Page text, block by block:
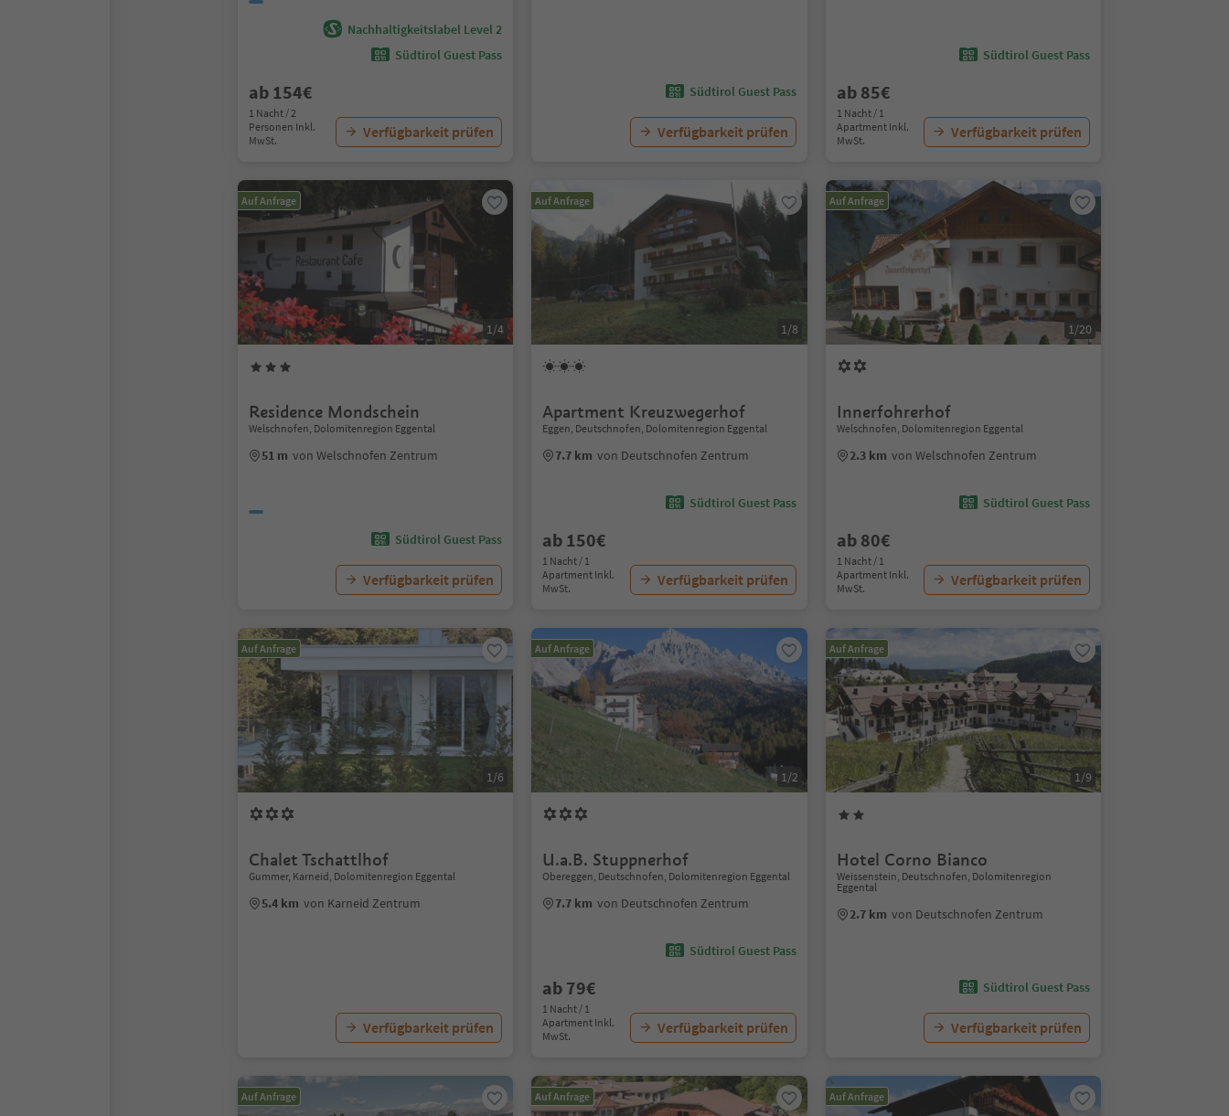
Nachhaltigkeitslabel Level 2
Südtirol Guest Pass
ab 154€
1 Nacht / 2
Personen Inkl.
MwSt.
Verfügbarkeit prüfen
Südtirol Guest Pass
Verfügbarkeit prüfen
Südtirol Guest Pass
ab 85€
1 Nacht / 1
Apartment Inkl.
MwSt.
Verfügbarkeit prüfen
Auf Anfrage
1/4
Residence Mondschein
Welschnofen, Dolomitenregion Eggental
51 m von Welschnofen Zentrum
Südtirol Guest Pass
Verfügbarkeit prüfen
Auf Anfrage
1/8
Apartment Kreuzwegerhof
Eggen, Deutschnofen, Dolomitenregion Eggental
7.7 km von Deutschnofen Zentrum
Südtirol Guest Pass
ab 150€
1 Nacht / 1
Apartment Inkl.
MwSt.
Verfügbarkeit prüfen
Auf Anfrage
1/20
Innerfohrerhof
Welschnofen, Dolomitenregion Eggental
2.3 km von Welschnofen Zentrum
Südtirol Guest Pass
ab 80€
1 Nacht / 1
Apartment Inkl.
MwSt.
Verfügbarkeit prüfen
Auf Anfrage
1/6
Chalet Tschattlhof
Gummer, Karneid, Dolomitenregion Eggental
5.4 km von Karneid Zentrum
Verfügbarkeit prüfen
Auf Anfrage
1/2
U.a.B. Stuppnerhof
Obereggen, Deutschnofen, Dolomitenregion Eggental
7.7 km von Deutschnofen Zentrum
Südtirol Guest Pass
ab 79€
1 Nacht / 1
Apartment Inkl.
MwSt.
Verfügbarkeit prüfen
Auf Anfrage
1/9
Hotel Corno Bianco
Weissenstein, Deutschnofen, Dolomitenregion
Eggental
2.7 km von Deutschnofen Zentrum
Südtirol Guest Pass
Verfügbarkeit prüfen
Auf Anfrage Auf Anfrage Auf Anfrage